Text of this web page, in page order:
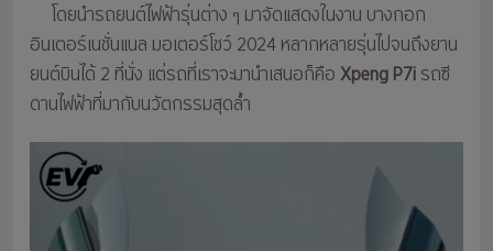
โดยนำรถยนต์ไฟฟ้ารุ่นต่าง ๆ มาจัดแสดงในงาน บางกอก
อินเตอร์เนชั่นแนล มอเตอร์โชว์ 2024 หลากหลายรุ่นไปจนถึงยาน
ยนต์บินได้ 2 ที่นั่ง แต่รถที่เราจะมานำเสนอก็คือXpeng P7iรถซี
ดานไฟฟ้าที่มากับนวัตกรรมสุดล้ำ